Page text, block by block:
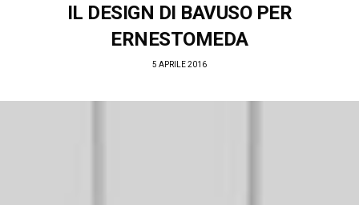
IL DESIGN DI BAVUSO PER
ERNESTOMEDA
5 APRILE 2016